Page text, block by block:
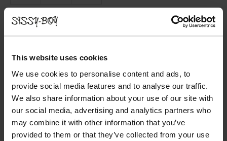
This website uses cookies
We use cookies to personalise content and ads, to
provide social media features and to analyse our traffic.
We also share information about your use of our site with
our social media, advertising and analytics partners who
may combine it with other information that you’ve
provided to them or that they’ve collected from your use
BEKIJK WINKELVOORRAAD
Gratis verzending naar winkel
Achteraf betalen
Snelle levering
OMSCHRIJVING